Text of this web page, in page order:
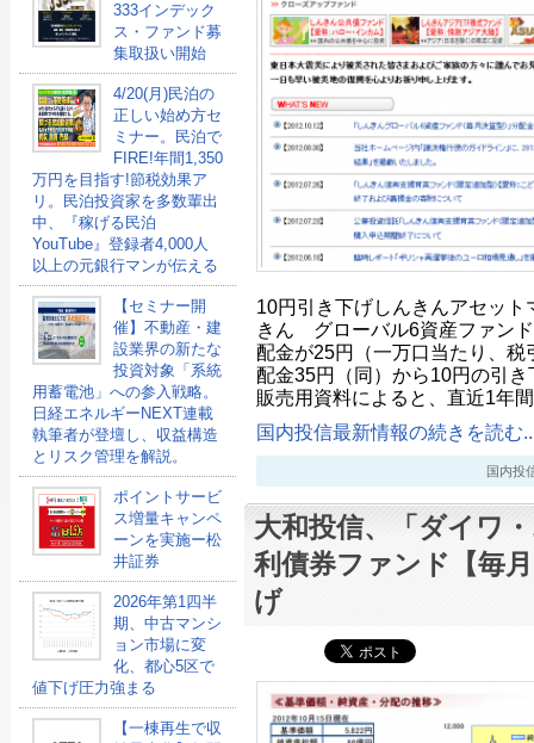
333インデック
ス・ファンド募
集取扱い開始
4/20(月)民泊の
正しい始め方セ
ミナー。民泊で
FIRE!年間1,350
万円を目指す!節税効果ア
リ。民泊投資家を多数輩出
中、『稼げる民泊
YouTube』登録者4,000人
以上の元銀行マンが伝える
【セミナー開
催】不動産・建
設業界の新たな
投資対象「系統
用蓄電池」への参入戦略。
日経エネルギーNEXT連載
執筆者が登壇し、収益構造
とリスク管理を解説。
ポイントサービ
ス増量キャンペ
ーンを実施ー松
井証券
2026年第1四半
期、中古マンシ
ョン市場に変
化、都心5区で
値下げ圧力強まる
【一棟再生で収
10円引き下げしんきんアセッ
きん グローバル6資産ファン
配金が25円（一万口当たり、
配金35円（同）から10円の引
販売用資料によると、直近1年
国内投信最新情報の続きを読む
国内投
大和投信、「ダイワ
利債券ファンド【毎
げ